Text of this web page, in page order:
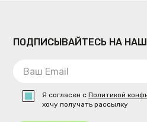
ПОДПИСЫВАЙТЕСЬ НА
Я согласен сПолитикой
хочу получать рассылку